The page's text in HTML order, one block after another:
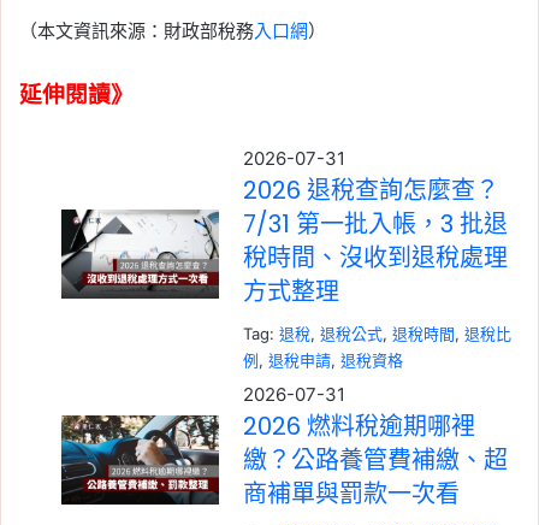
（本文資訊來源：財政部稅務入口網）
延伸閱讀》
2026-07-31
2026 退稅查詢怎麼查？
7/31 第一批入帳，3 批退
稅時間、沒收到退稅處理
方式整理
Tag:退稅, 退稅公式, 退稅時間, 退稅比
例, 退稅申請, 退稅資格
2026-07-31
2026 燃料稅逾期哪裡
繳？公路養管費補繳、超
商補單與罰款一次看